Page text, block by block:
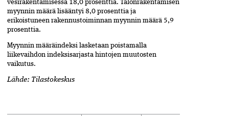
vesirakentamisessa 18,0 prosenttia. Talonrakentamisen
myynnin määrä lisääntyi 8,0 prosenttia ja
erikoistuneen rakennustoiminnan myynnin määrä 5,9
prosenttia.
Myynnin määräindeksi lasketaan poistamalla
liikevaihdon indeksisarjasta hintojen muutosten
vaikutus.
Lähde: Tilastokeskus